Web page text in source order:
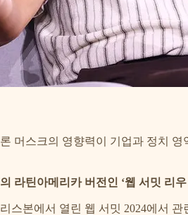
머스크의 영향력이 기업과 정치
라틴아메리카 버전인 ‘웹 서밋 리
스본에서 열린 웹 서밋 2024에서